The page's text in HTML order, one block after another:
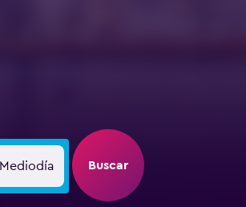
Mediodía Buscar